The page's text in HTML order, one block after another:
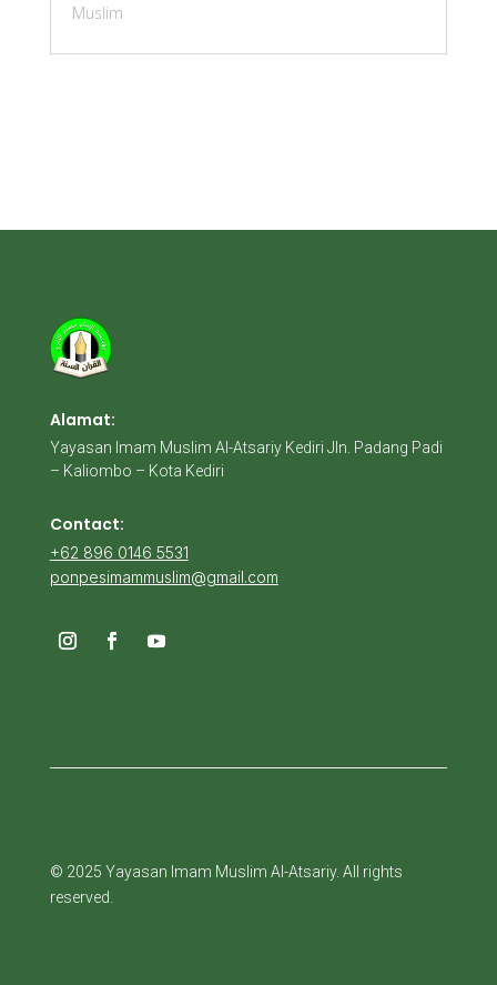
Muslim
Alamat:
Yayasan Imam Muslim Al-Atsariy Kediri Jln. Padang Padi
– Kaliombo – Kota Kediri
Contact:
+62 896 0146 5531
ponpesimammuslim@gmail.com
© 2025 Yayasan Imam Muslim Al-Atsariy. All rights
reserved.